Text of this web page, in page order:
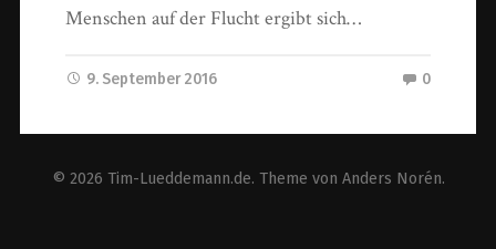
Menschen auf der Flucht ergibt sich…
9. September 2016 0
© 2026 Tim-Lueddemann.de. Theme von Anders Norén.